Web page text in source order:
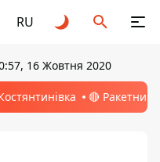
RU
16 Жовтня 2020
🔴 Ракетний